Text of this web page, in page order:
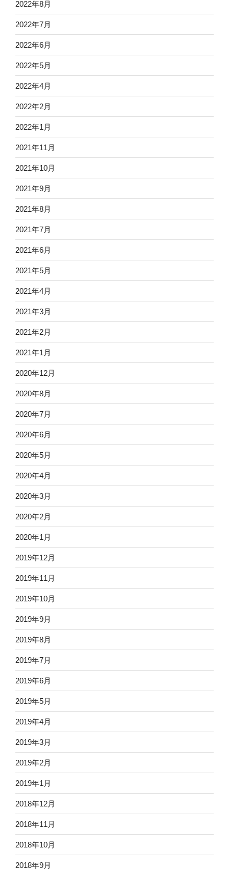
2022年8月
2022年7月
2022年6月
2022年5月
2022年4月
2022年2月
2022年1月
2021年11月
2021年10月
2021年9月
2021年8月
2021年7月
2021年6月
2021年5月
2021年4月
2021年3月
2021年2月
2021年1月
2020年12月
2020年8月
2020年7月
2020年6月
2020年5月
2020年4月
2020年3月
2020年2月
2020年1月
2019年12月
2019年11月
2019年10月
2019年9月
2019年8月
2019年7月
2019年6月
2019年5月
2019年4月
2019年3月
2019年2月
2019年1月
2018年12月
2018年11月
2018年10月
2018年9月